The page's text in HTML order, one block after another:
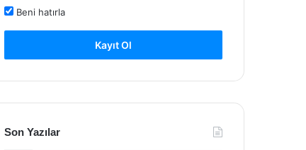
Beni hatırla
Kayıt Ol
Son Yazılar